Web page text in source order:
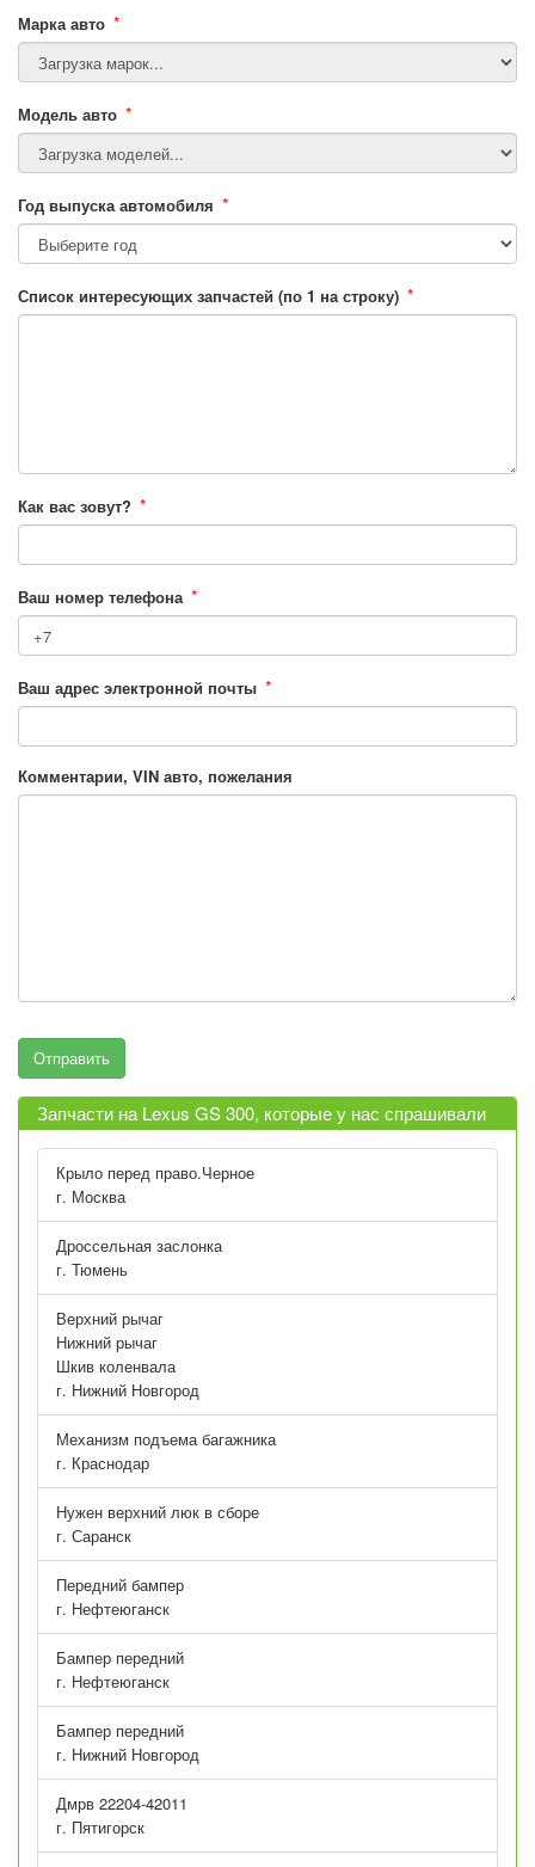
Марка авто *
Модель авто *
Год выпуска автомобиля *
Список интересующих запчастей (по 1 на строку) *
Как вас зовут? *
Ваш номер телефона *
Ваш адрес электронной почты *
Комментарии, VIN авто, пожелания
Запчасти на Lexus GS 300, которые у нас спрашивали
Крыло перед право.Черное
г. Москва
Дроссельная заслонка
г. Тюмень
Верхний рычаг
Нижний рычаг
Шкив коленвала
г. Нижний Новгород
Механизм подъема багажника
г. Краснодар
Нужен верхний люк в сборе
г. Саранск
Передний бампер
г. Нефтеюганск
Бампер передний
г. Нефтеюганск
Бампер передний
г. Нижний Новгород
Дмрв 22204-42011
г. Пятигорск